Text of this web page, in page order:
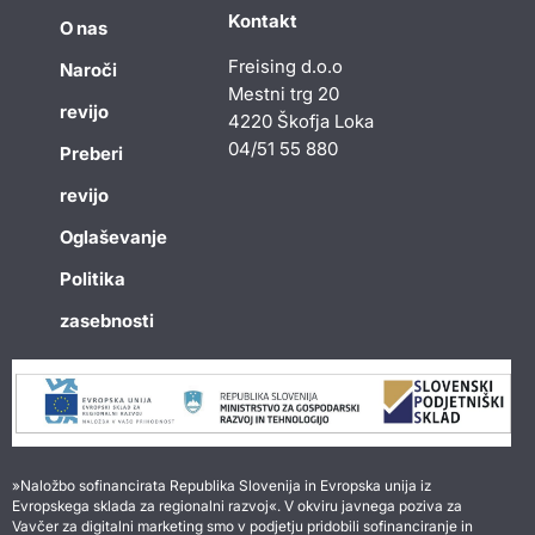
O nas
Naroči
revijo
Preberi
revijo
Oglaševanje
Politika
zasebnosti
Kontakt
Freising d.o.o
Mestni trg 20
4220 Škofja Loka
04/51 55 880
»Naložbo sofinancirata Republika Slovenija in Evropska unija iz
Evropskega sklada za regionalni razvoj«. V okviru javnega poziva za
Vavčer za digitalni marketing smo v podjetju pridobili sofinanciranje in